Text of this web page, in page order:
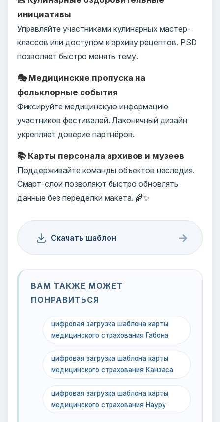
инициативы
Управляйте участниками кулинарных мастер-
классов или доступом к архиву рецептов. PSD
позволяет быстро менять тему.
🎭 Медицинские пропуска на
фольклорные события
Фиксируйте медицинскую информацию
участников фестивалей. Лаконичный дизайн
укрепляет доверие партнёров.
📚 Карты персонала архивов и музеев
Поддерживайте команды объектов наследия.
Смарт-слои позволяют быстро обновлять
данные без переделки макета. 🌾✨
Скачать шаблон →
ВАМ ТАКЖЕ МОЖЕТ
ПОНРАВИТЬСЯ
цифровая загрузка шаблона карты
медицинского страхования Габона
цифровая загрузка шаблона карты
медицинского страхования Канзаса
цифровая загрузка шаблона карты
медицинского страхования Науру